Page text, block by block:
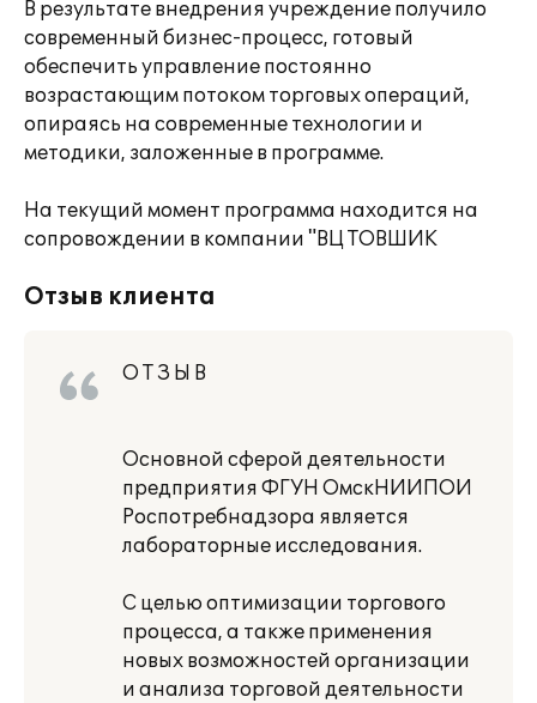
В результате внедрения учреждение получило
современный бизнес-процесс, готовый
обеспечить управление постоянно
возрастающим потоком торговых операций,
опираясь на современные технологии и
методики, заложенные в программе.
На текущий момент программа находится на
сопровождении в компании "ВЦ ТОВШИК
Отзыв клиента
О Т З Ы В
Основной сферой деятельности
предприятия ФГУН ОмскНИИПОИ
Роспотребнадзора является
лабораторные исследования.
С целью оптимизации торгового
процесса, а также применения
новых возможностей организации
и анализа торговой деятельности